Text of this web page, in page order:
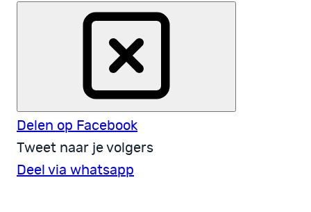
Delen op Facebook
Tweet naar je volgers
Deel via whatsapp